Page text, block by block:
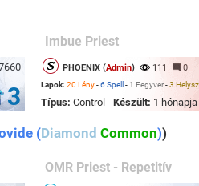
3
Imbue Priest
PHOENIX (Admin) 111 0
Lapok: 20 Lény-6 Spell - 1 Fegyver-3
Típus: Control - Készült: 1 hónapja
(Diamond Common))
OMR Priest - Repetitív